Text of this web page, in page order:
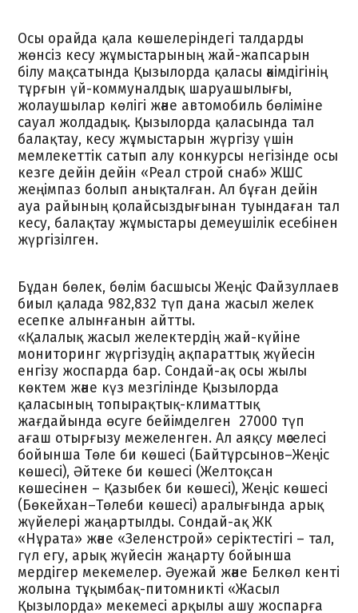
Осы орайда қала көшелеріндегі талдарды
жөнсіз кесу жұмыстарының жай-жапсарын
білу мақсатында Қызылорда қаласы әкімдігінің
тұрғын үй-коммуналдық шаруашылығы,
жолаушылар көлігі және автомобиль бөліміне
сауал жолдадық. Қызылорда қаласында тал
балақтау, кесу жұмыстарын жүргізу үшін
мемлекеттік сатып алу конкурсы негізінде осы
кезге дейін дейін «Реал строй снаб» ЖШС
жеңімпаз болып анықталған. Ал бұған дейін
ауа райының қолайсыздығынан туындаған тал
кесу, балақтау жұмыстары демеушілік есебінен
жүргізілген.
Бұдан бөлек, бөлім басшысы Жеңіс Файзуллаев
биыл қалада 982,832 түп дана жасыл желек
есепке алынғанын айтты.
«Қалалық жасыл желектердің жай-күйіне
мониторинг жүргізудің ақпараттық жүйесін
енгізу жоспарда бар. Сондай-ақ осы жылы
көктем және күз мезгілінде Қызылорда
қаласының топырақтық-климаттық
жағдайында өсуге бейімделген 27000 түп
ағаш отырғызу межеленген. Ал аяқсу мәселесі
бойынша Төле би көшесі (Байтұрсынов–Жеңіс
көшесі), Әйтеке би көшесі (Желтоқсан
көшесінен – Қазыбек би көшесі), Жеңіс көшесі
(Бөкейхан–Төлеби көшесі) аралығында арық
жүйелері жаңартылды. Сондай-ақ ЖК
«Нұрата» және «Зеленстрой» серіктестігі – тал,
гүл егу, арық жүйесін жаңарту бойынша
мердігер мекемелер. Әуежай және Белкөл кенті
жолына тұқымбақ-питомникті «Жасыл
Қызылорда» мекемесі арқылы ашу жоспарға